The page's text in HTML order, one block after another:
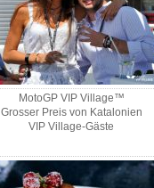
MotoGP VIP Village™
Grosser Preis von Katalonien
VIP Village-Gäste